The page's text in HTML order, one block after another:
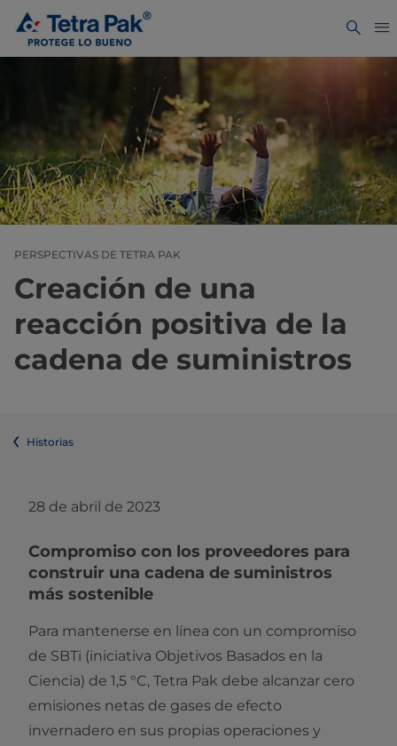
PERSPECTIVAS DE TETRA PAK
Creación de una
reacción positiva de la
cadena de suministros
Historias
28 de abril de 2023
Compromiso con los proveedores para
construir una cadena de suministros
más sostenible
Para mantenerse en línea con un compromiso
de SBTi (iniciativa Objetivos Basados en la
Ciencia) de 1,5 °C, Tetra Pak debe alcanzar cero
emisiones netas de gases de efecto
invernadero en sus propias operaciones y